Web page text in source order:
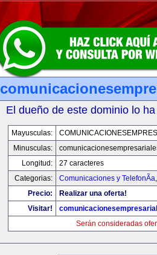
El dueño de este dominio lo
Mayusculas:
Minusculas:
Longitud:
27 caracteres
Categorias:
Comunicaciones y TelefonÃ­a
Precio:
Realizar una oferta!
Visitar!
Serán consideradas